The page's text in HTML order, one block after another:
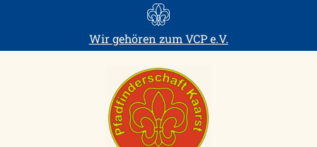
Wir gehören zum VCP e.V.